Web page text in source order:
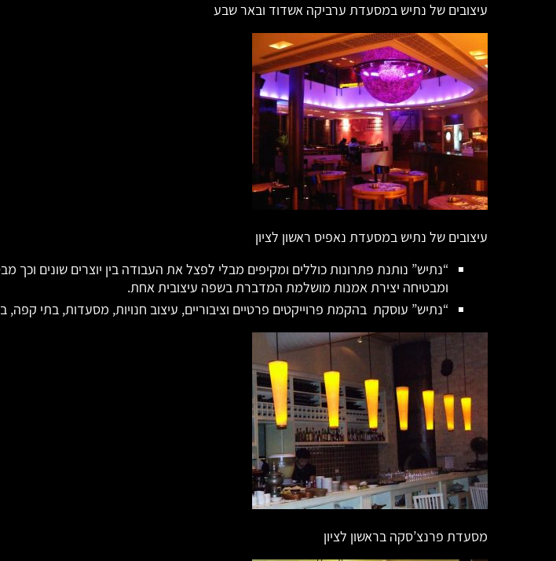
עיצובים של נתיש במסעדת ערביקה אשדוד ובאר שבע
עיצובים של נתיש במסעדת נאפיס ראשון לציון
“נתיש” נותנת פתרונות כוללים ומקיפים מבלי לפצל את העבודה בין יוצרים שונים
ומבטיחה יצירת אמנות מושלמת המדברת בשפה עיצובית אחת.
“נתיש” עוסקת בהקמת פרוייקטים פרטיים וציבוריים, עיצוב חנויות, מסעדות, בתי קפה,
מסעדת פרנצ’סקה בראשון לציון